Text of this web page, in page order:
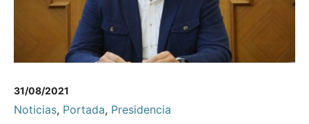
31/08/2021
Noticias, Portada, Presidencia